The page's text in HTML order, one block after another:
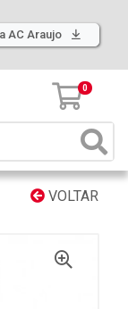
AC Araujo
0
VOLTAR